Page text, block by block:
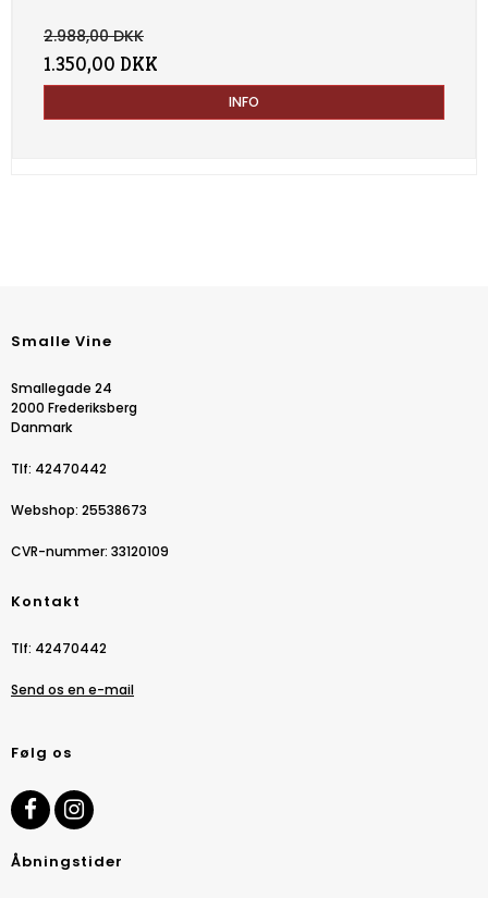
2.988,00 DKK
1.350,00 DKK
INFO
Smalle Vine
Smallegade 24
2000 Frederiksberg
Danmark
Tlf: 42470442
Webshop: 25538673
CVR-nummer: 33120109
Kontakt
Tlf: 42470442
Send os en e-mail
Følg os
Åbningstider